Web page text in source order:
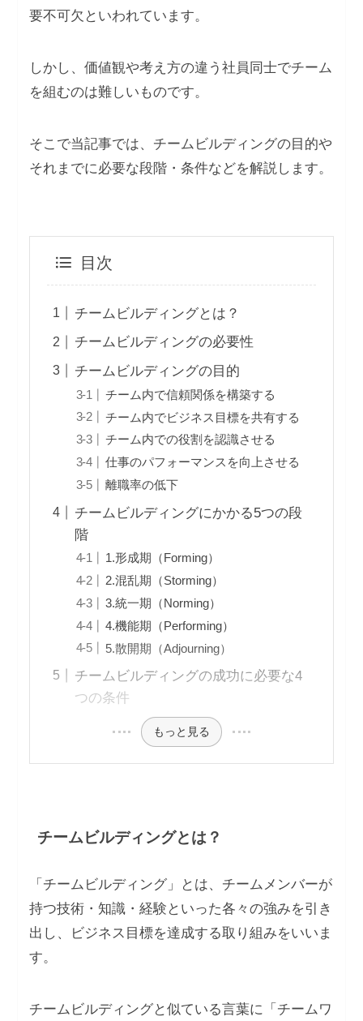
要不可欠といわれています。
しかし、価値観や考え方の違う社員同士でチーム
を組むのは難しいものです。
そこで当記事では、チームビルディングの目的や
それまでに必要な段階・条件などを解説します。
目次
チームビルディングとは？
チームビルディングの必要性
チームビルディングの目的
チーム内で信頼関係を構築する
チーム内でビジネス目標を共有する
チーム内での役割を認識させる
仕事のパフォーマンスを向上させる
離職率の低下
チームビルディングにかかる5つの段
階
1.形成期（Forming）
2.混乱期（Storming）
3.統一期（Norming）
4.機能期（Performing）
5.散開期（Adjourning）
チームビルディングの成功に必要な4
つの条件
もっと見る
チームビルディングとは？
「チームビルディング」とは、チームメンバーが
持つ技術・知識・経験といった各々の強みを引き
出し、ビジネス目標を達成する取り組みをいいま
す。
チームビルディングと似ている言葉に「チームワ